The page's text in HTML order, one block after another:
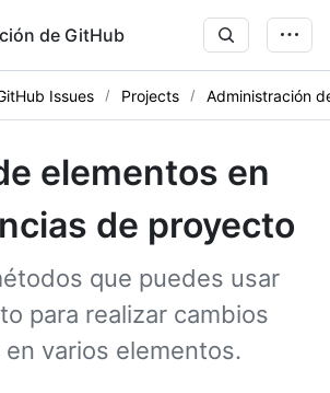
de GitHub
Issues Projects Administración
elementos en
de proyecto
que puedes usar
para realizar cambios
varios elementos.